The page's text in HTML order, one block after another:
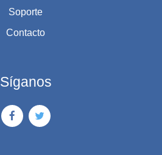
Soporte
Contacto
Síganos